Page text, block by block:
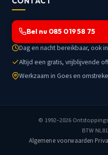
Bel nu 085 019 58 75
Dag en nacht bereikbaar, ook
Altijd een gratis, vrijblijvende
Werkzaam in Goes en
© 1992–2026
BTW
Algemene voorwaarden·